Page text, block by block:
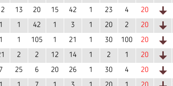
13 20 15 42 1 23 4 20
1 1 42 1 3 1 20 2 20
1 1 105 1 21 1 30 100 20
2 2 12 14 1 2 1 20
7 25 6 20 26 1 30 4 20